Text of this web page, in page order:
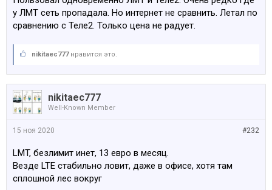
у ЛМТ сеть пропадала. Но интернет не сравнить. Летал по
сравнению с Теле2. Только цена не радует.
nikitaec777нравится это.
nikitaec777
Well-Known Member
#232
15 ноя 2020
LMT, безлимит инет, 13 евро в месяц.
Везде LTE стабильно ловит, даже в офисе, хотя там
сплошной лес вокруг